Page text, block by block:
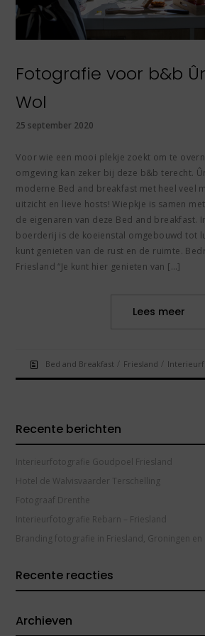
Fotografie voor b&b
Wol
25 september 2020
Voor wie een mooi plekje zoekt om te
omgeving kan zeker bij deze b&b terecht.
moderne Bed and breakfast met heel veel
uitzicht en lieve hosts! Wiepkje is samen
de eigenaren van deze Bed and breakfast.
boerderij is de koeienstal omgebouwd tot
kunt genieten van de rust en de ruimte.
Friesland “Je kunt hier genieten van […]
Lees meer
Bed and Breakfast / Friesland /
Recente berichten
Interieurfotografie Goudpoel Friesland
Hotel de Walvisvaarder Terschelling
Fotograaf Drenthe
Interieurfotografie Rebarn – Friesland
Branding fotografie in Friesland, Groningen en
Recente reacties
Archieven